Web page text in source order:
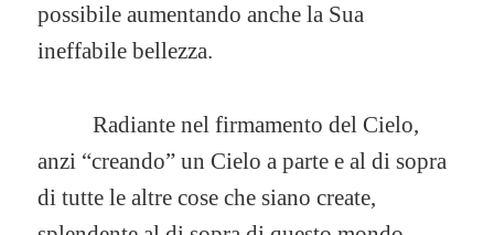
possibile aumentando anche la Sua
ineffabile bellezza.
Radiante nel firmamento del Cielo,
anzi “creando” un Cielo a parte e al di sopra
di tutte le altre cose che siano create,